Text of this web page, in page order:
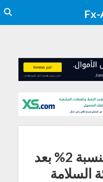
تراجع سهم تسلا بنسبة 2% بعد
السلامة